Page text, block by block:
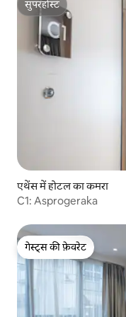
सुपरहोस्ट
सुपरहोस्ट
एथेंस में होटल का कमरा
C1: Asprogeraka
गेस्ट्स की फ़ेवरेट
गेस्ट्स की फ़ेवरेट